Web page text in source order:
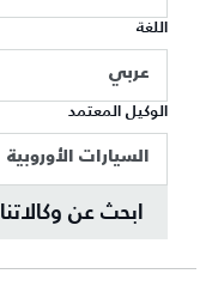
اللغة
عربي
الوكيل المعتمد
السيارات الأوروبية
ابحث عن وكالاتنا